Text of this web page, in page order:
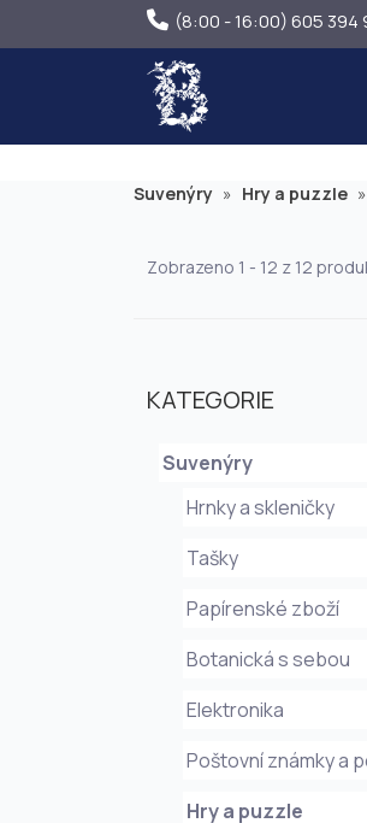
(8:00 - 16:00) 605 394
Suvenýry » Hry a puzzle »
Zobrazeno 1 - 12 z 12
KATEGORIE
Suvenýry
Hrnky a skleničky
Tašky
Papírenské zboží
Botanická s sebou
Elektronika
Poštovní známky a
Hry a puzzle